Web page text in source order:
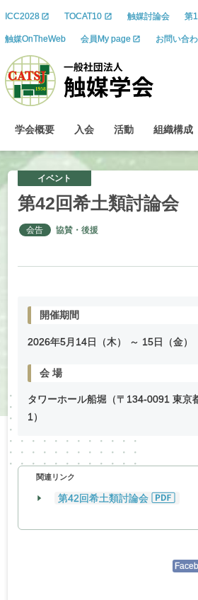
ICC2028 TOCAT10 触媒討論会 第
触媒OnTheWeb 会員My page お問い合
学会概要 入会 活動 組織構成
イベント
第42 回希土類討論会
会告 協賛・後援
開催期間
2026年5月 14日（木） ～ 15日（金）
会 場
タワーホール船堀（〒134-0091 東京
1）
関連リンク
第42回希土類討論会